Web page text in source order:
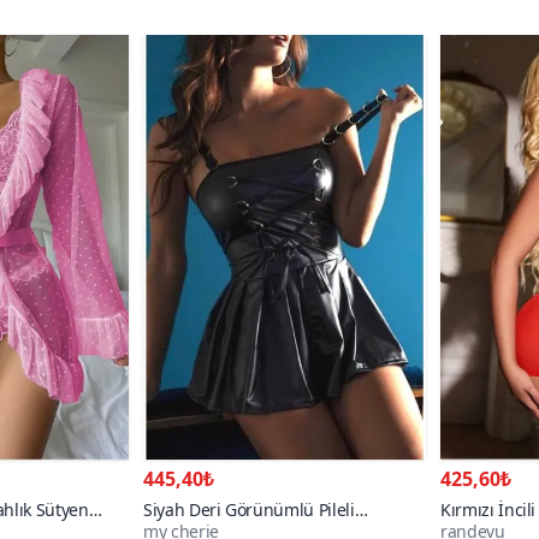
Sütyen
445,40₺
Siyah Deri Görünümlü Pileli
Aksesuar Bağlamalı Mini Elbise
my cherie
425,60₺
Kırmızı
Gecelik Takım
randevu